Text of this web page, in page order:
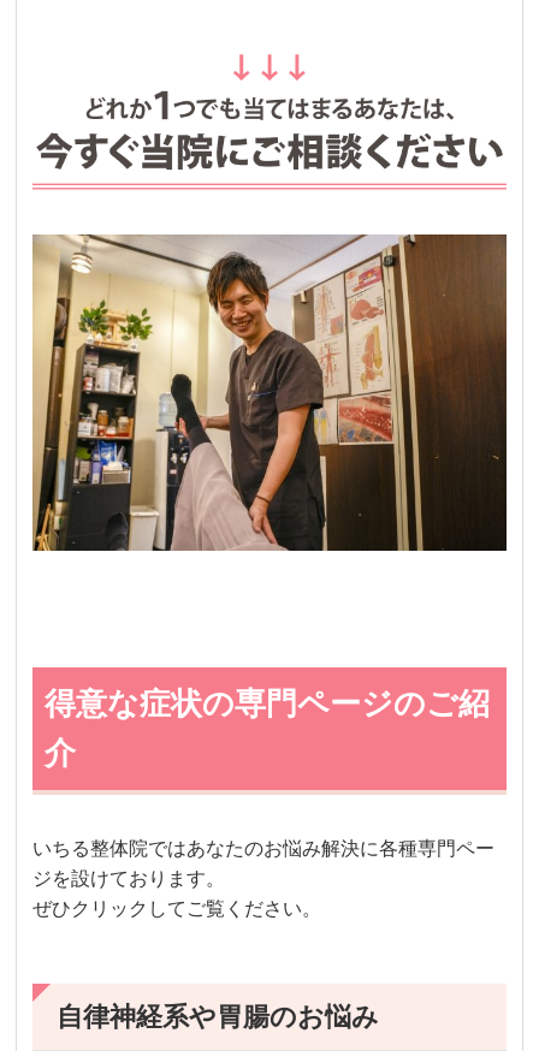
得意な症状の専門ページのご紹
介
いちる整体院ではあなたのお悩み解決に各種専門ペー
ジを設けております。
ぜひクリックしてご覧ください。
自律神経系や胃腸のお悩み